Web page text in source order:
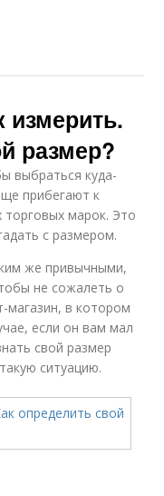
размер?
выбраться куда-
прибегают к
марок. Это
с размером.
же привычными,
не сожалеть о
магазин, в котором
если он вам мал
свой размер
ситуацию.